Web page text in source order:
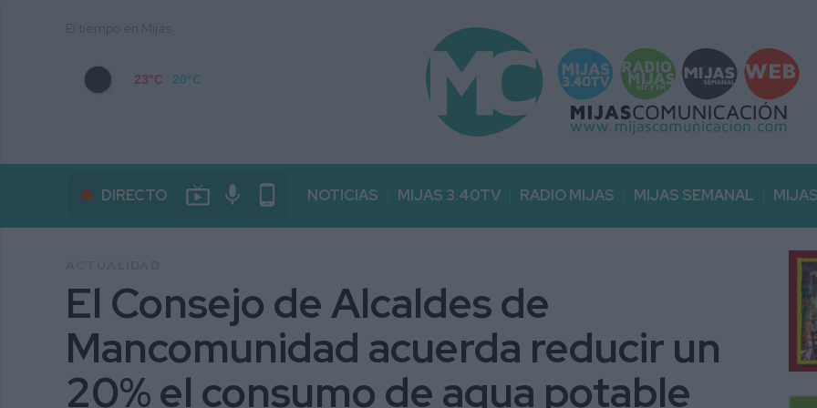
23°C 20°C
DIRECTO live_tv mic phone_android NOTICIAS MIJAS 3.40TV RADIO MIJAS MIJAS SEMANAL
El Consejo de Alcaldes de
Mancomunidad acuerda reducir un
20% el consumo de agua potable